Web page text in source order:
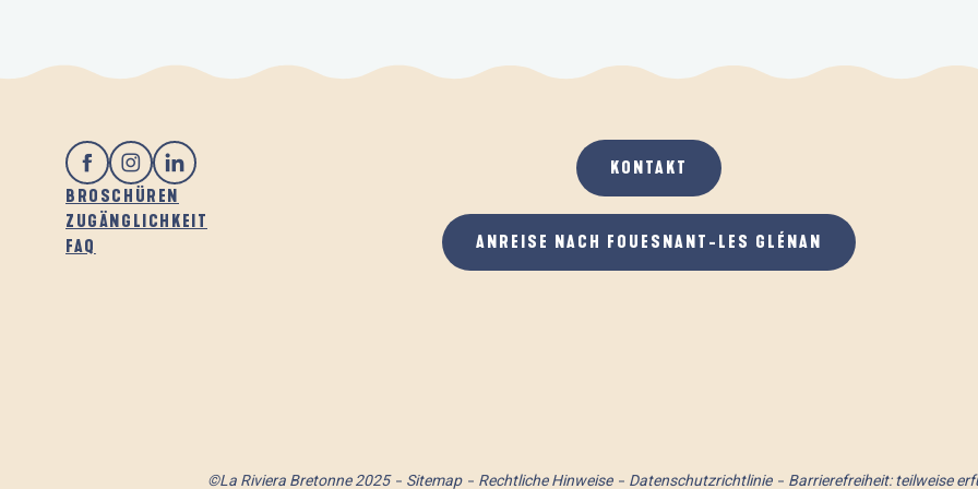
BROSCHÜREN
ZUGÄNGLICHKEIT
FAQ
KONTAKT
ANREISE NACH FOUESNANT-LES GLÉNAN
©La Riviera Bretonne 2025 Sitemap Rechtliche Hinweise Datenschutzrichtlinie Barrierefreiheit: teilweise